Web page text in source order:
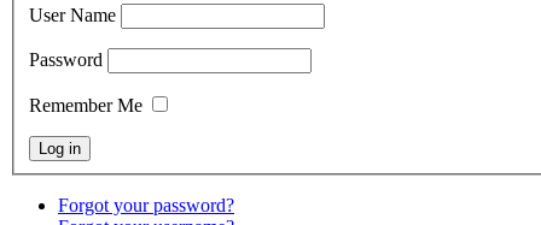
User Name
Password
Remember Me
Forgot your password?